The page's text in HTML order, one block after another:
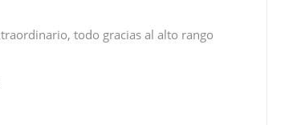
todo gracias al alto rango